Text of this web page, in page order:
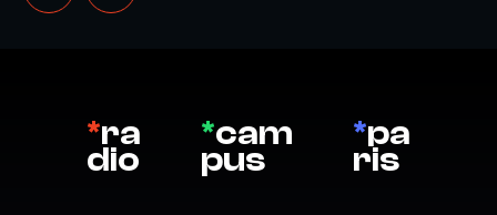
*ra
dio
*cam
pus
*pa
ris